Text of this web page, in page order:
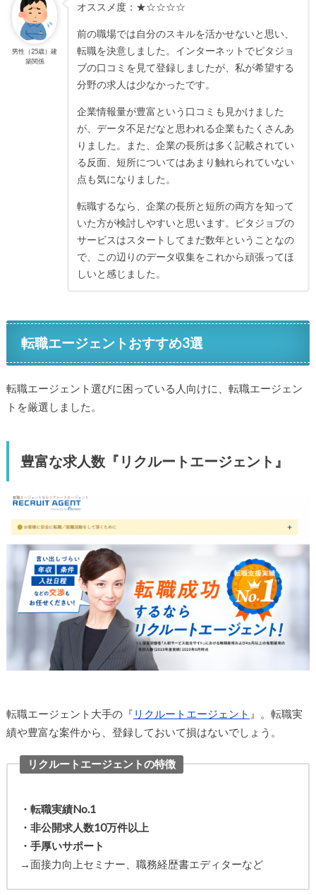
男性（25歳）建
築関係
オススメ度：★☆☆☆☆
前の職場では自分のスキルを活かせないと思い、
転職を決意しました。インターネットでピタジョ
ブの口コミを見て登録しましたが、私が希望する
分野の求人は少なかったです。
企業情報量が豊富という口コミも見かけました
が、データ不足だなと思われる企業もたくさんあ
りました。また、企業の長所は多く記載されてい
る反面、短所についてはあまり触れられていない
点も気になりました。
転職するなら、企業の長所と短所の両方を知って
いた方が検討しやすいと思います。ピタジョブの
サービスはスタートしてまだ数年ということなの
で、この辺りのデータ収集をこれから頑張ってほ
しいと感じました。
転職エージェントおすすめ3選
転職エージェント選びに困っている人向けに、転職エージェン
トを厳選しました。
豊富な求人数『リクルートエージェント』
転職エージェント大手の『 リクルートエージェント 』。転職実
績や豊富な案件から、登録しておいて損はないでしょう。
リクルートエージェントの特徴
・転職実績No.1
・非公開求人数10万件以上
・手厚いサポート
→面接力向上セミナー、職務経歴書エディターなど